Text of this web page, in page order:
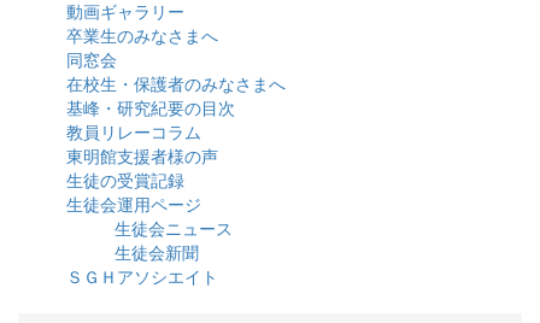
動画ギャラリー
卒業生のみなさまへ
同窓会
在校生・保護者のみなさまへ
基峰・研究紀要の目次
教員リレーコラム
東明館支援者様の声
生徒の受賞記録
生徒会運用ページ
生徒会ニュース
生徒会新聞
ＳＧＨアソシエイト